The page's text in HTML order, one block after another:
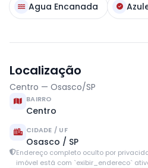
Agua Encanada
Localização
Centro — Osasco/SP
BAIRRO
Centro
CIDADE / UF
Osasco / SP
Endereço completo oculto por
imóvel está com `exibir_endereco`